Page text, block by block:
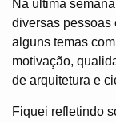
Na última
diversas pessoas
alguns temas
motivação,
de arquitetura e
Fiquei refletindo